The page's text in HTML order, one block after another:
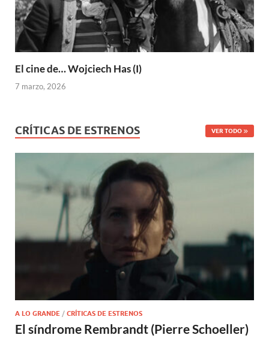
El cine de… Wojciech Has (I)
7 marzo, 2026
CRÍTICAS DE ESTRENOS VER TODO
A LO GRANDE / CRÍTICAS DE ESTRENOS
El síndrome Rembrandt (Pierre Schoeller)